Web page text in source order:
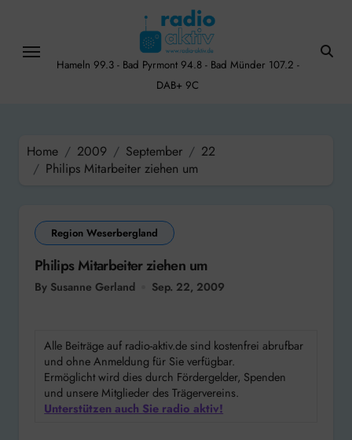
content
Hameln 99.3 - Bad Pyrmont 94.8 - Bad Münder 107.2 -
DAB+ 9C
Home 2009 September
22
Philips Mitarbeiter ziehen um
Region Weserbergland
Philips Mitarbeiter ziehen um
By Susanne Gerland Sep. 22, 2009
Alle Beiträge auf radio-aktiv.de sind kostenfrei abrufbar
und ohne Anmeldung für Sie verfügbar.
Ermöglicht wird dies durch Fördergelder, Spenden
und unsere Mitglieder des Trägervereins.
Unterstützen auch Sie radio aktiv!